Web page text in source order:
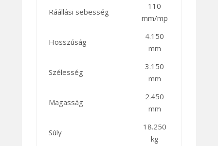
Ráállási sebesség
110
mm/mp
Hosszúság
4.150
mm
Szélesség
3.150
mm
Magasság
2.450
mm
Súly
18.250
kg